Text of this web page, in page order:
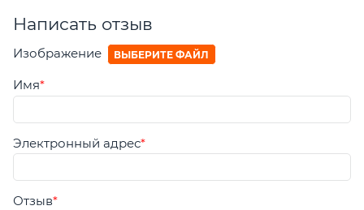
Написать отзыв
Изображение ВЫБЕРИТЕ ФАЙЛ
Имя
Электронный адрес
Отзыв